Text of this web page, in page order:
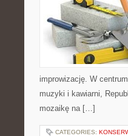
improwizację. W
muzyki i kawiarni,
mozaikę na […]
CATEGORIES: